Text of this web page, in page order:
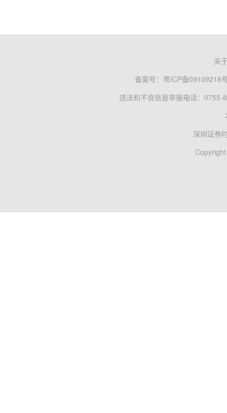
关
备案号： 粤ICP备09109218
违法和不良信息举报电话：0755-
深圳证券